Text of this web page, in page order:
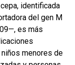
identificada
del gen M
es más
menores de